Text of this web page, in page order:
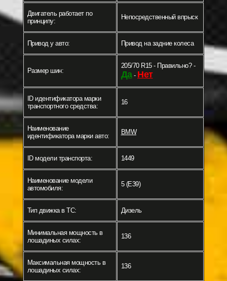
Двигатель работает по
принципу:
Непосредственный впрыск
Привод у авто: Привод на задние колеса
Размер шин:
205/70 R15 - Правильно? -
Да- Нет
ID идентификатора марки
транспортного средства:
16
Наименование
идентификатора марки авто:
BMW
ID модели транспорта: 1449
Наименование модели
автомобиля:
5 (E39)
Тип движка в ТС: Дизель
Минимальная мощность в
лошадиных силах:
136
Максимальная мощность в
лошадиных силах:
136